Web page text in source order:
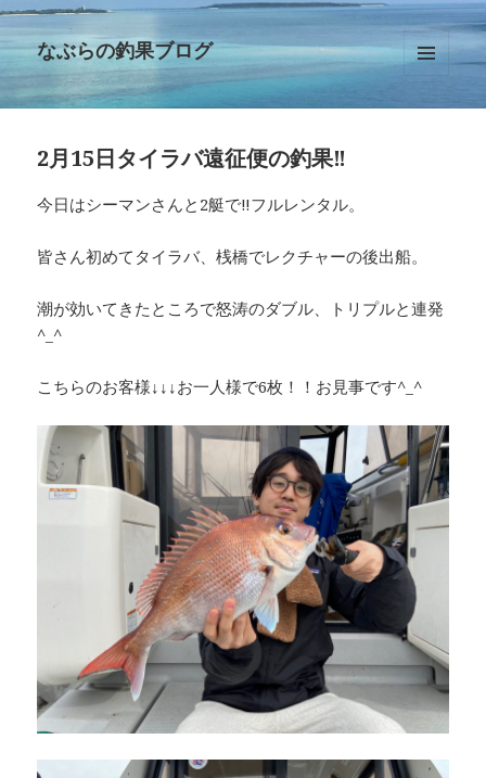
なぶらの釣果ブログ
ーとウ
2月15日タイラバ遠征便の釣果‼︎
今日はシーマンさんと2艇で‼︎フルレンタル。
皆さん初めてタイラバ、桟橋でレクチャーの後出船。
潮が効いてきたところで怒涛のダブル、トリプルと連発
^_^
こちらのお客様↓↓↓お一人様で6枚！！お見事です^_^